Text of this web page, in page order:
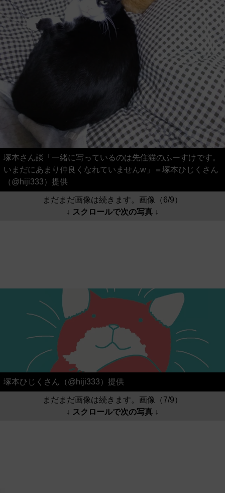
塚本さん談「一緒に写っているのは先住猫のふーすけです。
いまだにあまり仲良くなれていませんw」＝塚本ひじくさん
（@hiji333）提供
まだまだ画像は続きます。画像（6/9）
↓ スクロールで次の写真 ↓
塚本ひじくさん（@hiji333）提供
まだまだ画像は続きます。画像（7/9）
↓ スクロールで次の写真 ↓